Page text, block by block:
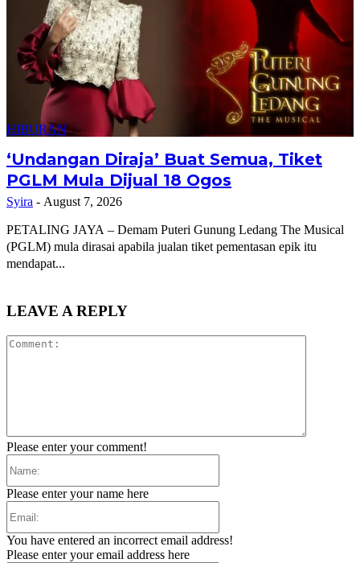
HIBURAN
‘Undangan Diraja’ Buat Semua, Tiket
PGLM Mula Dijual 18 Ogos
Syira - August 7, 2026
PETALING JAYA – Demam Puteri Gunung Ledang The Musical
(PGLM) mula dirasai apabila jualan tiket pementasan epik itu
mendapat...
LEAVE A REPLY
Please enter your comment!
Please enter your name here
You have entered an incorrect email address!
Please enter your email address here